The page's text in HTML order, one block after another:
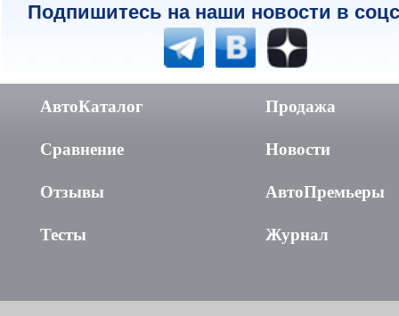
Подпишитесь на наши новости в
АвтоКаталог
Сравнение
Отзывы
Тесты
Продажа
Новости
АвтоПремьеры
Журнал